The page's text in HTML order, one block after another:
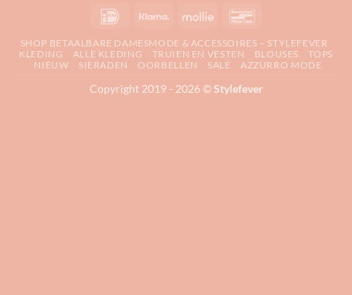
IDeal Klarna Mollie
SHOP BETAALBARE DAMESMODE & ACCESSOIRES – STYLEFEVER
KLEDING
ALLE KLEDING TRUIEN EN VESTEN BLOUSES
TOPS
NIEUW
SIERADEN OORBELLEN SALE AZZURRO MODE
Copyright 2019 - 2026 ©Stylefever